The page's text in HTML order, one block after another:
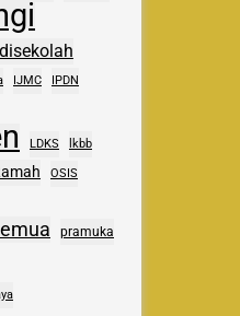
IJMC IPDN
LDKS lkbb
OSIS
pramuka